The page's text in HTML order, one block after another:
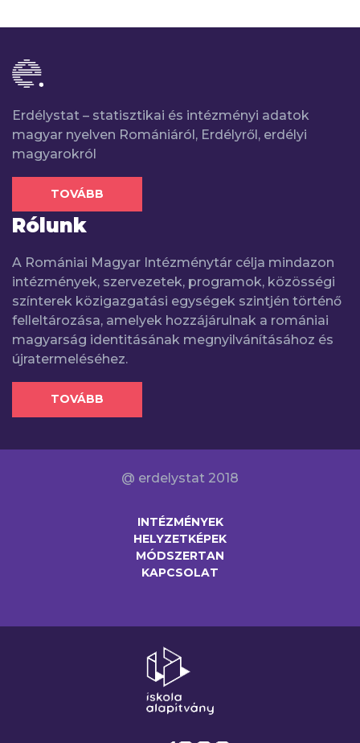
Erdélystat – statisztikai és intézményi adatok
magyar nyelven Romániáról, Erdélyről, erdélyi
magyarokról
TOVÁBB
Rólunk
A Romániai Magyar Intézménytár célja mindazon
intézmények, szervezetek, programok, közösségi
színterek közigazgatási egységek szintjén történő
felleltározása, amelyek hozzájárulnak a romániai
magyarság identitásának megnyilvánításához és
újratermeléséhez.
TOVÁBB
@ erdelystat 2018
INTÉZMÉNYEK
HELYZETKÉPEK
MÓDSZERTAN
KAPCSOLAT